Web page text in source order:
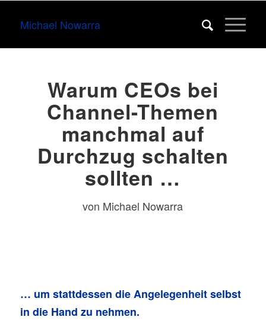
Michael Nowarra
Warum CEOs bei
Channel-Themen
manchmal auf
Durchzug schalten
sollten …
von Michael Nowarra
… um stattdessen die Angelegenheit selbst
in die Hand zu nehmen.